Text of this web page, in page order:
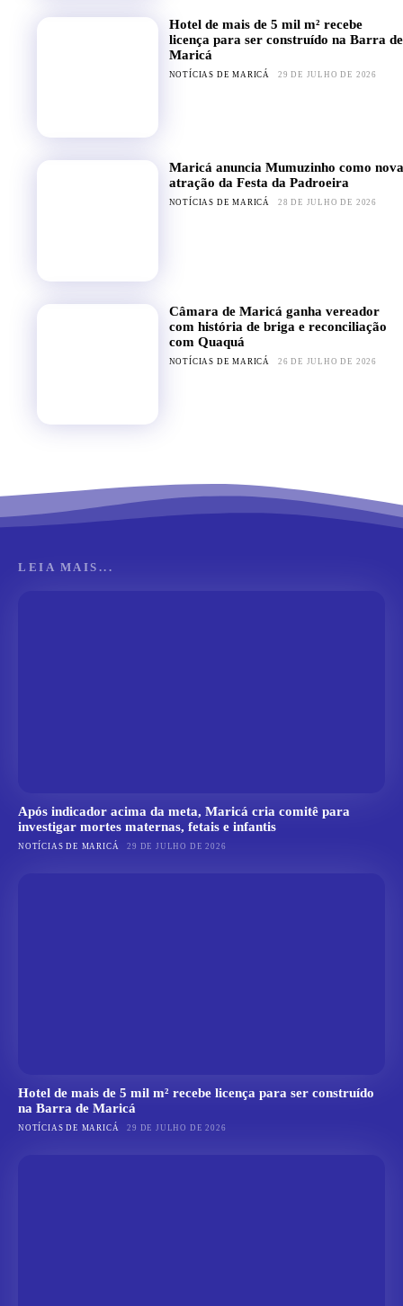
Hotel de mais de 5 mil m² recebe
licença para ser construído na Barra de
Maricá
NOTÍCIAS DE MARICÁ 29 DE JULHO DE 2026
Maricá anuncia Mumuzinho como nova
atração da Festa da Padroeira
NOTÍCIAS DE MARICÁ 28 DE JULHO DE 2026
Câmara de Maricá ganha vereador
com história de briga e reconciliação
com Quaquá
NOTÍCIAS DE MARICÁ 26 DE JULHO DE 2026
LEIA MAIS...
Após indicador acima da meta, Maricá cria comitê para
investigar mortes maternas, fetais e infantis
NOTÍCIAS DE MARICÁ 29 DE JULHO DE 2026
Hotel de mais de 5 mil m² recebe licença para ser construído
na Barra de Maricá
NOTÍCIAS DE MARICÁ 29 DE JULHO DE 2026